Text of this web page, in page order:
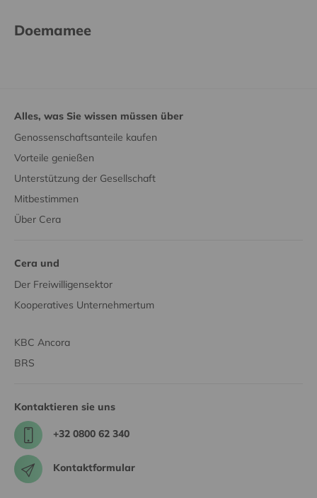
Doemamee
Alles, was Sie wissen müssen über
Genossenschaftsanteile kaufen
Vorteile genießen
Unterstützung der Gesellschaft
Mitbestimmen
Über Cera
Cera und
Der Freiwilligensektor
Kooperatives Unternehmertum
KBC Ancora
BRS
Kontaktieren sie uns
+32 0800 62 340
Kontaktformular